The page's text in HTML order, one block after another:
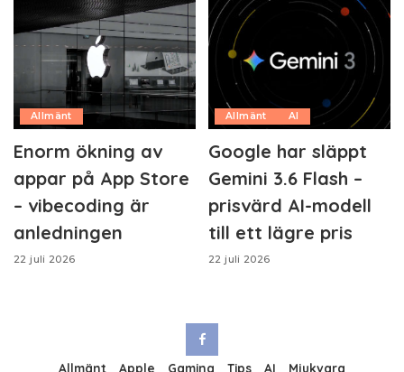
Allmänt
Enorm ökning av
appar på App Store
– vibecoding är
anledningen
22 juli 2026
Allmänt AI
Google har släppt
Gemini 3.6 Flash –
prisvärd AI-modell
till ett lägre pris
22 juli 2026
Allmänt Apple Gaming Tips AI Mjukvara